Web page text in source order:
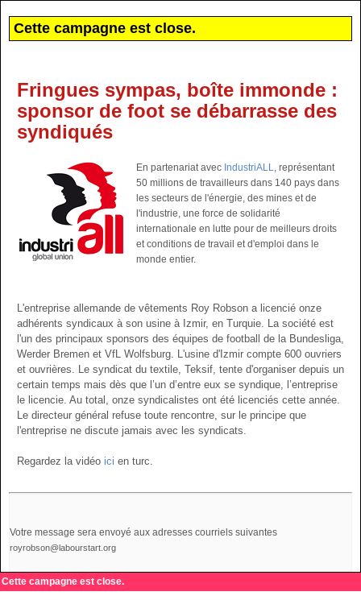
Cette campagne est close.
Fringues sympas, boîte immonde :
sponsor de foot se débarrasse des
syndiqués
En partenariat avec IndustriALL, représentant
50 millions de travailleurs dans 140 pays dans
les secteurs de l'énergie, des mines et de
l'industrie, une force de solidarité
internationale en lutte pour de meilleurs droits
et conditions de travail et d'emploi dans le
monde entier.
L'entreprise allemande de vêtements Roy Robson a licencié onze
adhérents syndicaux à son usine à Izmir, en Turquie. La société est
l'un des principaux sponsors des équipes de football de la Bundesliga,
Werder Bremen et VfL Wolfsburg. L'usine d'Izmir compte 600 ouvriers
et ouvrières. Le syndicat du textile, Teksif, tente d'organiser depuis un
certain temps mais dès que l’un d’entre eux se syndique, l’entreprise
le licencie. Au total, onze syndicalistes ont été licenciés cette année.
Le directeur général refuse toute rencontre, sur le principe que
l'entreprise ne discute jamais avec les syndicats.
Regardez la vidéo ici en turc.
Votre message sera envoyé aux adresses courriels suivantes
royrobson@labourstart.org
Cette campagne est close.